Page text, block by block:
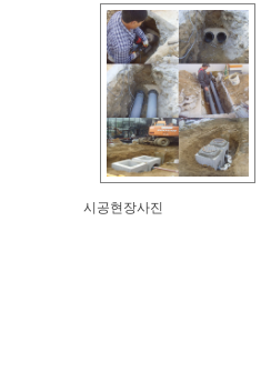
시공현장사진